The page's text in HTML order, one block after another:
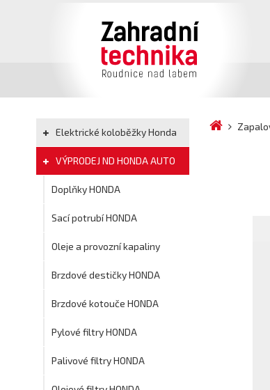
Elektrické koloběžky Honda
VÝPRODEJ ND HONDA AUTO
Doplňky HONDA
Sací potrubí HONDA
Oleje a provozní kapaliny
Brzdové destičky HONDA
Brzdové kotouče HONDA
Pylové filtry HONDA
Palivové filtry HONDA